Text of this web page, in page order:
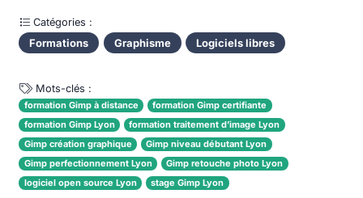
Catégories :
Formations Graphisme Logiciels libres
Mots-clés :
formation Gimp à distance
formation Gimp certifiante
formation Gimp Lyon
formation traitement d’image Lyon
Gimp création graphique
Gimp niveau débutant Lyon
Gimp perfectionnement Lyon
Gimp retouche photo Lyon
logiciel open source Lyon
stage Gimp Lyon